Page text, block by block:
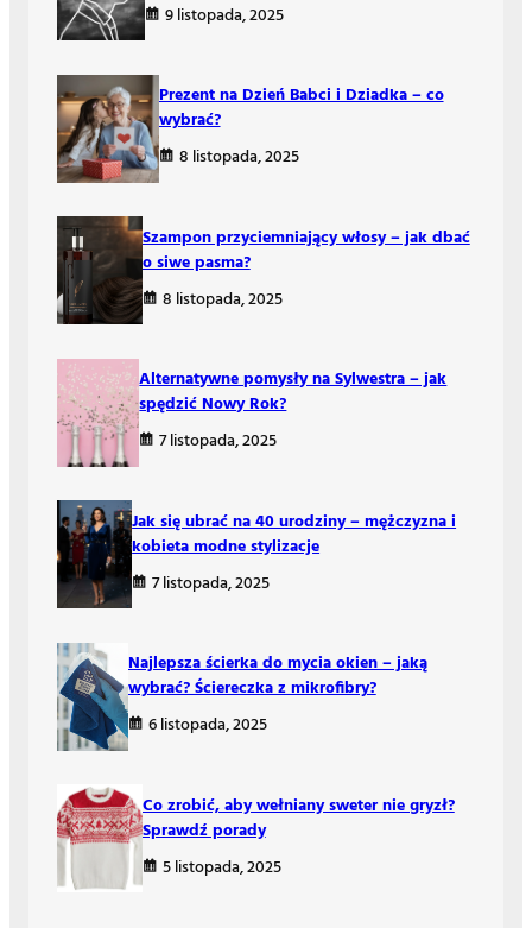
9 listopada, 2025
Prezent na Dzień Babci i Dziadka – co
wybrać?
8 listopada, 2025
Szampon przyciemniający włosy – jak dbać
o siwe pasma?
8 listopada, 2025
Alternatywne pomysły na Sylwestra – jak
spędzić Nowy Rok?
7 listopada, 2025
Jak się ubrać na 40 urodziny – mężczyzna i
kobieta modne stylizacje
7 listopada, 2025
Najlepsza ścierka do mycia okien – jaką
wybrać? Ściereczka z mikrofibry?
6 listopada, 2025
Co zrobić, aby wełniany sweter nie gryzł?
Sprawdź porady
5 listopada, 2025